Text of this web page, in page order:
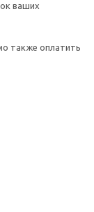
ваших
также оплатить